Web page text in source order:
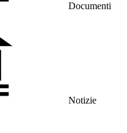
Documenti
Notizie